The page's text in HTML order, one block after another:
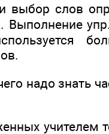
выбор слов
Выполнение
надо знать
учителем